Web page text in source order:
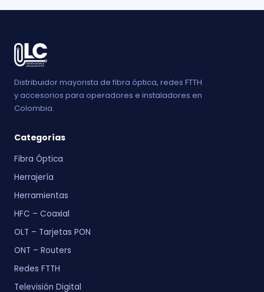
Distribuidor mayorista de fibra óptica, redes FTTH
y accesorios para operadores e instaladores en
Colombia.
Categorías
Fibra Óptica
Herrajería
Herramientas
HFC – Coaxial
OLT – Tarjetas PON
ONT – Routers
Redes FTTH
Televisión Digital